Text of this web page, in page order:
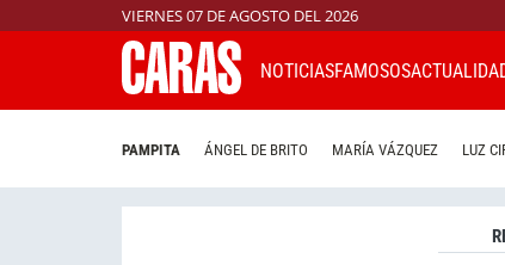
VIERNES 07 DE AGOSTO DEL 2026
NOTICIASFAMOSOS
PAMPITA ÁNGEL DE BRITO MARÍA VÁZQUEZ LUZ